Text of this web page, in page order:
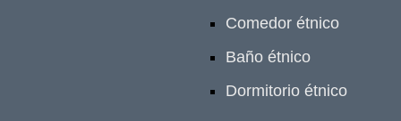
Comedor étnico
Baño étnico
Dormitorio étnico